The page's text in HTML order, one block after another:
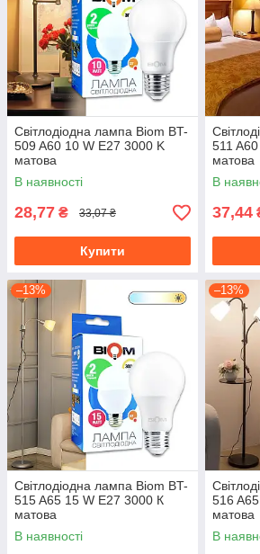
Світлодіодна лампа Biom BT-
509 A60 10 W E27 3000 K
матова
В наявності
28,77 ₴ 33,07 ₴
Купити
511
матова
В
37,44
–13%
Світлодіодна лампа Biom BT-
515 A65 15 W E27 3000 К
матова
В наявності
–13%
516
матова
В